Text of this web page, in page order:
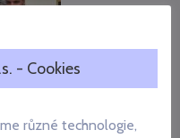
ve Chvalšinách je za
- Cookies
různé technologie,